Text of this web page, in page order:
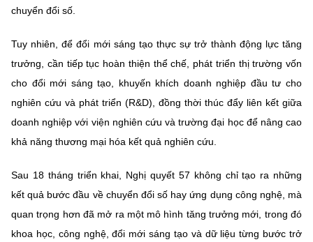
chuyển đổi số.
Tuy nhiên, để đổi mới sáng tạo thực sự trở thành động lực tăng
trưởng, cần tiếp tục hoàn thiện thể chế, phát triển thị trường vốn
cho đổi mới sáng tạo, khuyến khích doanh nghiệp đầu tư cho
nghiên cứu và phát triển (R&D), đồng thời thúc đẩy liên kết giữa
doanh nghiệp với viện nghiên cứu và trường đại học để nâng cao
khả năng thương mại hóa kết quả nghiên cứu.
Sau 18 tháng triển khai, Nghị quyết 57 không chỉ tạo ra những
kết quả bước đầu về chuyển đổi số hay ứng dụng công nghệ, mà
quan trọng hơn đã mở ra một mô hình tăng trưởng mới, trong đó
khoa học, công nghệ, đổi mới sáng tạo và dữ liệu từng bước trở